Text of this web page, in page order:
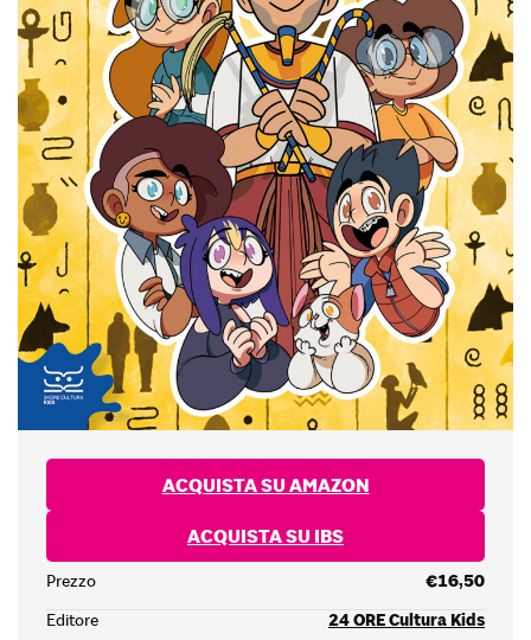
ACQUISTA SU AMAZON
ACQUISTA SU IBS
Prezzo
€16,50
Editore
24 ORE Cultura Kids